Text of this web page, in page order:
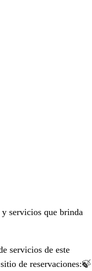
y servicios que brinda
servicios de este
de reservaciones:🍃